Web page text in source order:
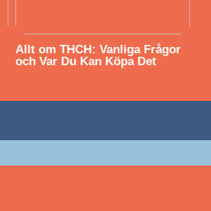
Allt om THCH: Vanliga Frågor
och Var Du Kan Köpa Det